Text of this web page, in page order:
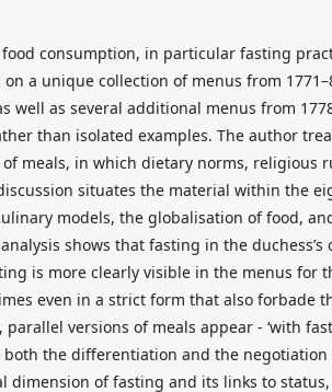
consumption, in particular fasting
a unique collection of menus from
well as several additional menus from
than isolated examples. The author
meals, in which dietary norms, religious
situates the material within the
models, the globalisation of food,
shows that fasting in the
is more clearly visible in the menus for
even in a strict form that also forbade
versions of meals appear - ‘with
both the differentiation and the
dimension of fasting and its links to